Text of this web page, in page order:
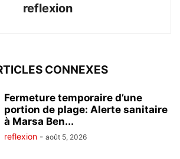
reflexion
CONNEXES
Fermeture temporaire d’une
portion de plage: Alerte sanitaire
à Marsa Ben...
reflexion - août 5, 2026